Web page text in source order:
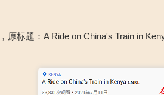
原标题：A Ride on China's Train in